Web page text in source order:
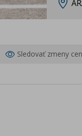
Sledovať zmeny